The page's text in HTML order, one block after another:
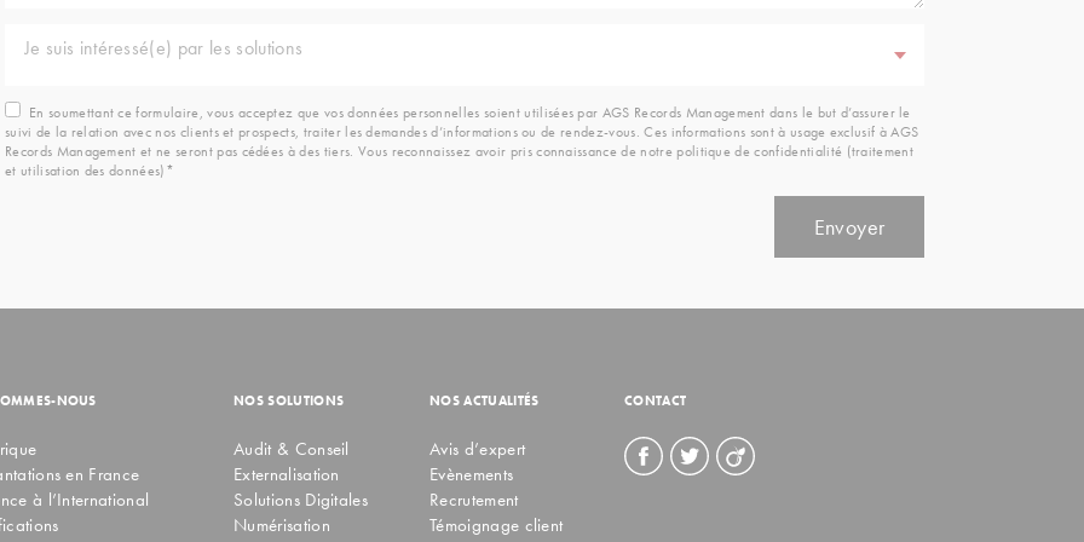
Je suis intéressé(e) par les solutions
En soumettant ce formulaire, vous acceptez que vos données personnelles soient utilisées par AGS Records Management dans le but d’assurer le
suivi de la relation avec nos clients et prospects, traiter les demandes d’informations ou de rendez-vous. Ces informations sont à usage exclusif à AGS
Records Management et ne seront pas cédées à des tiers. Vous reconnaissez avoir pris connaissance de notre politique de confidentialité (traitement
et utilisation des données)*
NOUS
en France
à l’International
NOS SOLUTIONS
Audit & Conseil
Externalisation
Solutions Digitales
Numérisation
NOS ACTUALITÉS
Avis d’expert
Evènements
Recrutement
Témoignage client
CONTACT